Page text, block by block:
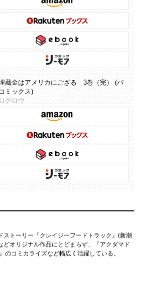
蔵金はアメリカにござる 3巻（完） (バ
ミックス)
クロウ
ストーリー『クレイジーフードトラック』(新潮
どオリジナル作品にとどまらず、『アクダマド
のコミカライズなど幅広く活躍している。